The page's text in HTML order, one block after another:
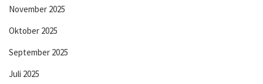
November 2025
Oktober 2025
September 2025
Juli 2025